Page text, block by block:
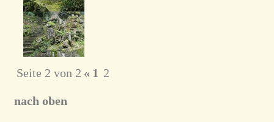
Seite 2 von 2 « 1 2
nach oben